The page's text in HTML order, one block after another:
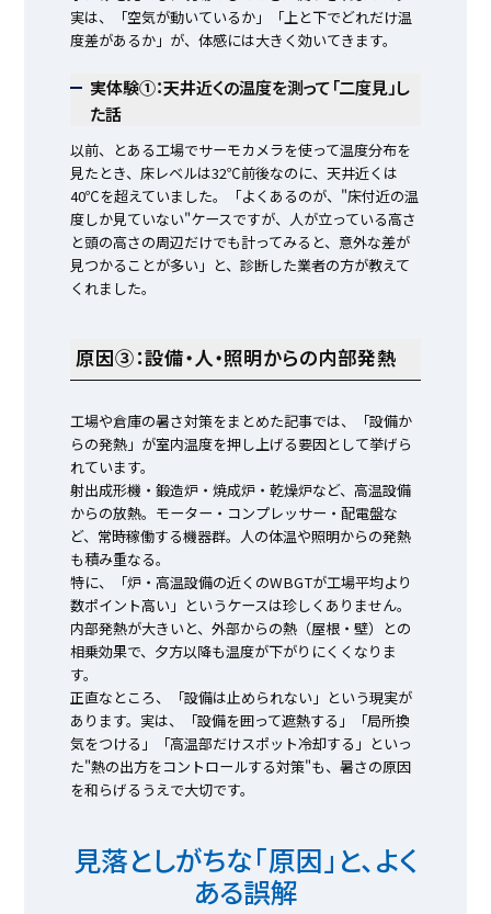
実は、「空気が動いているか」「上と下でどれだけ温
度差があるか」が、体感には大きく効いてきます。
実体験①：天井近くの温度を測って「二度見」し
た話
以前、とある工場でサーモカメラを使って温度分布を
見たとき、床レベルは32℃前後なのに、天井近くは
40℃を超えていました。「よくあるのが、"床付近の温
度しか見ていない"ケースですが、人が立っている高さ
と頭の高さの周辺だけでも計ってみると、意外な差が
見つかることが多い」と、診断した業者の方が教えて
くれました。
原因③：設備・人・照明からの内部発熱
工場や倉庫の暑さ対策をまとめた記事では、「設備か
らの発熱」が室内温度を押し上げる要因として挙げら
れています。
射出成形機・鍛造炉・焼成炉・乾燥炉など、高温設備
からの放熱。モーター・コンプレッサー・配電盤な
ど、常時稼働する機器群。人の体温や照明からの発熱
も積み重なる。
特に、「炉・高温設備の近くのWBGTが工場平均より
数ポイント高い」というケースは珍しくありません。
内部発熱が大きいと、外部からの熱（屋根・壁）との
相乗効果で、夕方以降も温度が下がりにくくなりま
す。
正直なところ、「設備は止められない」という現実が
あります。実は、「設備を囲って遮熱する」「局所換
気をつける」「高温部だけスポット冷却する」といっ
た"熱の出方をコントロールする対策"も、暑さの原因
を和らげるうえで大切です。
見落としがちな「原因」と、よく
ある誤解